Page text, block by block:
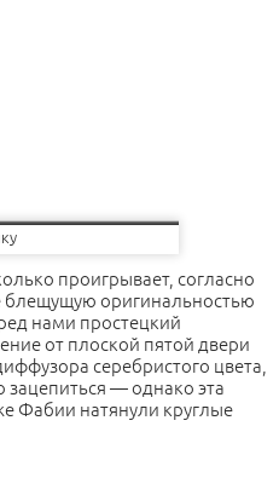
проигрывает, согласно
блещущую оригинальностью
нами простецкий
от плоской пятой двери
серебристого цвета,
зацепиться — однако эта
Фабии натянули круглые